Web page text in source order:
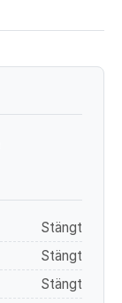
Stängt
Stängt
Stängt